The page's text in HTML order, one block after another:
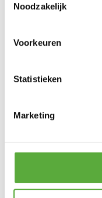
Noodzakelijk
Voorkeuren
Statistieken
Marketing
Merk
Lengte
SKU
EAN